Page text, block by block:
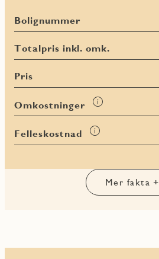
Bolignummer
Totalpris inkl. omk.
Pris
Omkostninger
Les
mer
om
Omkostninger
Felleskostnad
Les
Les
om
Les
om
Les
om
BRA
totalt
mer
Mer fakta +